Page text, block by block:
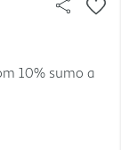
10% sumo a